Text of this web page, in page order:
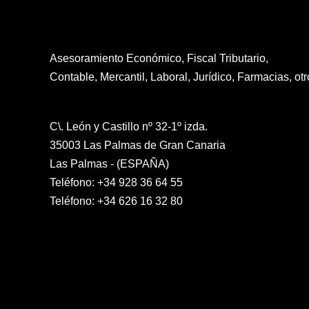
Asesoramiento Económico, Fiscal Tributario,
Contable, Mercantil, Laboral, Jurídico, Farmacias,
C\. León y Castillo nº 32-1º izda.
35003 Las Palmas de Gran Canaria
Las Palmas - (ESPAÑA)
Teléfono: +34 928 36 64 55
Teléfono: +34 626 16 32 80